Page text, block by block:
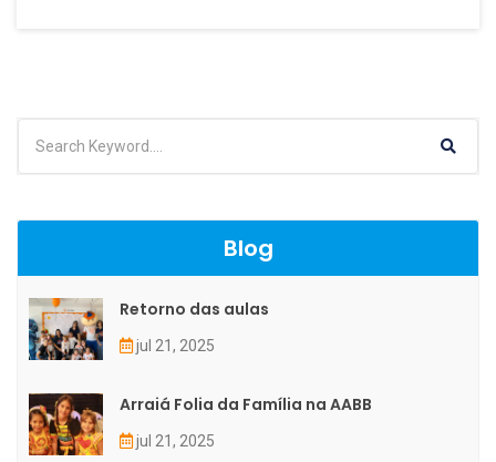
Blog
Retorno das aulas
jul 21, 2025
Arraiá Folia da Família na AABB
jul 21, 2025